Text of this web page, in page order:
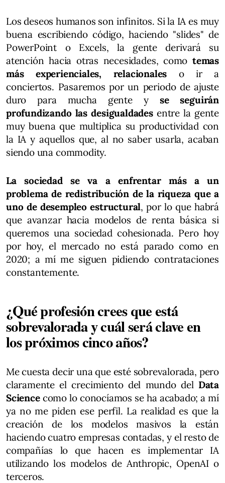
Los deseos humanos son infinitos. Si la IA es muy
buena escribiendo código, haciendo "slides" de
PowerPoint o Excels, la gente derivará su
atención hacia otras necesidades, como temas
más experienciales, relacionales o ir a
conciertos. Pasaremos por un periodo de ajuste
duro para mucha gente y se seguirán
profundizando las desigualdadesentre la gente
muy buena que multiplica su productividad con
la IA y aquellos que, al no saber usarla, acaban
siendo una commodity.
La sociedad se va a enfrentar más a un
problema de redistribución de la riqueza que a
uno de desempleo estructural, por lo que habrá
que avanzar hacia modelos de renta básica si
queremos una sociedad cohesionada. Pero hoy
por hoy, el mercado no está parado como en
2020; a mí me siguen pidiendo contrataciones
constantemente.
¿Qué profesión crees que está
sobrevalorada y cuál será clave en
los próximos cinco años?
Me cuesta decir una que esté sobrevalorada, pero
claramente el crecimiento del mundo del Data
Sciencecomo lo conocíamos se ha acabado; a mí
ya no me piden ese perfil. La realidad es que la
creación de los modelos masivos la están
haciendo cuatro empresas contadas, y el resto de
compañías lo que hacen es implementar IA
utilizando los modelos de Anthropic, OpenAI o
terceros.